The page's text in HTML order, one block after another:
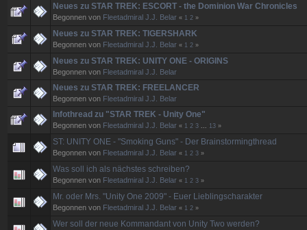
Neues zu STAR TREK: ESCORT - the Dominion War Chronicles
Begonnen von Fleetadmiral J.J. Belar « 1 2 »
Neues zu STAR TREK: TIGERSHARK
Begonnen von Fleetadmiral J.J. Belar « 1 2 »
Neues zu STAR TREK: UNITY ONE - ORIGINS
Begonnen von Fleetadmiral J.J. Belar
Neues zu STAR TREK: FREELANCER
Begonnen von Fleetadmiral J.J. Belar
Infothread zu "STAR TREK - Unity One"
Begonnen von Fleetadmiral J.J. Belar « 1 2 3 ... 13 »
ST: UNITY ONE - "Smoking Guns" - Der Brainstormingthread
Begonnen von Fleetadmiral J.J. Belar « 1 2 3 »
Was soll ich als nächstes schreiben?
Begonnen von Fleetadmiral J.J. Belar « 1 2 3 »
Mr. oder Mrs. "Unity One 2009" - Euer Lieblingscharakter
Begonnen von Fleetadmiral J.J. Belar « 1 2 »
Wer soll der neue Kommandant von Unity Two werden?